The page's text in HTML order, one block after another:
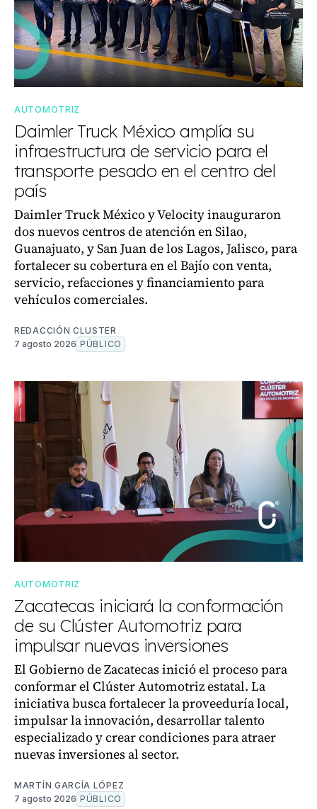
AUTOMOTRIZ
Daimler Truck México amplía su
infraestructura de servicio para el
transporte pesado en el centro del
país
Daimler Truck México y Velocity inauguraron
dos nuevos centros de atención en Silao,
Guanajuato, y San Juan de los Lagos, Jalisco, para
fortalecer su cobertura en el Bajío con venta,
servicio, refacciones y financiamiento para
vehículos comerciales.
REDACCIÓN CLUSTER
7 agosto 2026 PÚBLICO
AUTOMOTRIZ
Zacatecas iniciará la conformación
de su Clúster Automotriz para
impulsar nuevas inversiones
El Gobierno de Zacatecas inició el proceso para
conformar el Clúster Automotriz estatal. La
iniciativa busca fortalecer la proveeduría local,
impulsar la innovación, desarrollar talento
especializado y crear condiciones para atraer
nuevas inversiones al sector.
MARTÍN GARCÍA LÓPEZ
7 agosto 2026 PÚBLICO